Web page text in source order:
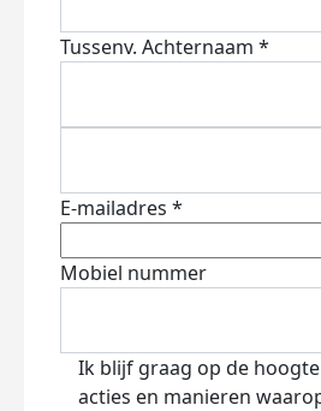
Tussenv. Achternaam *
E-mailadres *
Mobiel nummer
Ik blijf graag op de
acties en manieren